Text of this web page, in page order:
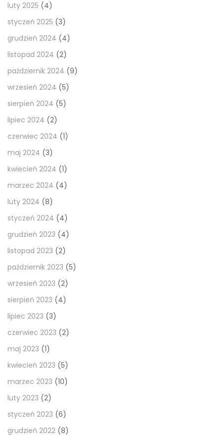
luty 2025 (4)
styczeń 2025 (3)
grudzień 2024 (4)
listopad 2024 (2)
październik 2024 (9)
wrzesień 2024 (5)
sierpień 2024 (5)
lipiec 2024 (2)
czerwiec 2024 (1)
maj 2024 (3)
kwiecień 2024 (1)
marzec 2024 (4)
luty 2024 (8)
styczeń 2024 (4)
grudzień 2023 (4)
listopad 2023 (2)
październik 2023 (5)
wrzesień 2023 (2)
sierpień 2023 (4)
lipiec 2023 (3)
czerwiec 2023 (2)
maj 2023 (1)
kwiecień 2023 (5)
marzec 2023 (10)
luty 2023 (2)
styczeń 2023 (6)
grudzień 2022 (8)